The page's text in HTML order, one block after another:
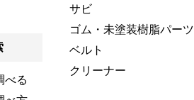
べる
サビ
ゴム・未塗装樹脂パーツ
ベルト
クリーナー